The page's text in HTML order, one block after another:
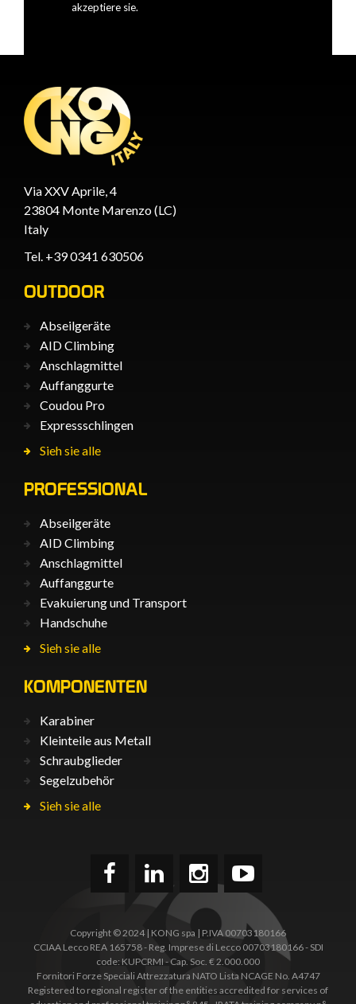
akzeptiere sie.
Via XXV Aprile, 4
23804 Monte Marenzo (LC)
Italy
Tel. +39 0341 630506
OUTDOOR
Abseilgeräte
AID Climbing
Anschlagmittel
Auffanggurte
Coudou Pro
Expressschlingen
Sieh sie alle
PROFESSIONAL
Abseilgeräte
AID Climbing
Anschlagmittel
Auffanggurte
Evakuierung und Transport
Handschuhe
Sieh sie alle
KOMPONENTEN
Karabiner
Kleinteile aus Metall
Schraubglieder
Segelzubehör
Sieh sie alle
Copyright © 2024 | KONG spa | P.IVA 00703180166
CCIAA Lecco REA 165758 - Reg. Imprese di Lecco 00703180166 - SDI
code: KUPCRMI - Cap. Soc. € 2.000.000
Fornitori Forze Speciali Attrezzatura NATO Lista NCAGE No. A4747
Registered to regional register of the entities accredited for services of